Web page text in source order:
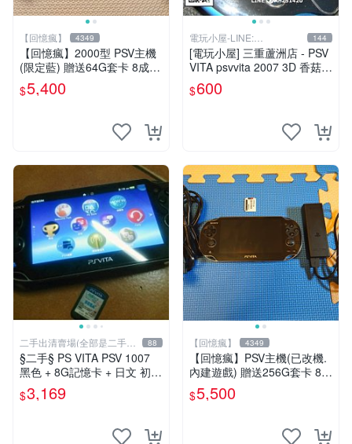
【回憶瘋】 4349
【回憶瘋】2000型 PSV主機
(限定藍) 贈送64G套卡 8成5
新 遊戲機 PSVITA
$5,400
電玩小屋-LINE:
@AHZ5142U
144
[電玩小屋] 三重蘆洲店 - PSV
VITA psvvita 2007 3D 香菇
方向 類比 故障 [維修]
$600
二手出清賣場(全部是二手商
品)
88
§二手§ PS VITA PSV 1007
黑色 + 8G記憶卡 + 日文 初音
未來 F 2nd 遊戲卡片｜郵局
寄送｜未含運｜購買前請私訊
$3,169
【回憶瘋】 4349
【回憶瘋】PSV主機(已改機.
內建遊戲) 贈送256G套卡 8成
新 遊戲機 PSVITA
$5,500